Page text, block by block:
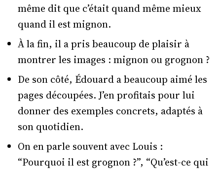
même dit que c’était quand même mieux
quand il est mignon.
À la fin, il a pris beaucoup de plaisir à
montrer les images : mignon ou grognon ?
De son côté, Édouard a beaucoup aimé les
pages découpées. J’en profitais pour lui
donner des exemples concrets, adaptés à
son quotidien.
On en parle souvent avec Louis :
“Pourquoi il est grognon ?”, “Qu’est-ce qui